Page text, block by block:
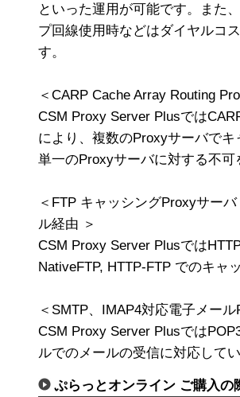
といった運用が可能です。また
プ回線使用時などはダイヤルコ
す。
＜CARP Cache Array Routing
CSM Proxy Server Plusでは
により、複数のProxyサーバで
単一のProxyサーバに対する不
＜FTP キャッシングProxyサー
ル経由 ＞
CSM Proxy Server Plusでは
NativeFTP, HTTP-FTP でのキャ
＜SMTP、IMAP4対応電子メー
CSM Proxy Server Plusでは
ルでのメールの受信に対応して
ぷらっとオンライン ご購入の